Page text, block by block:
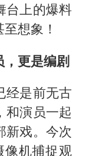
台上的爆料
想象！
，更是编剧
经是前无古
和演员一起
新戏。今次
像机捕捉观